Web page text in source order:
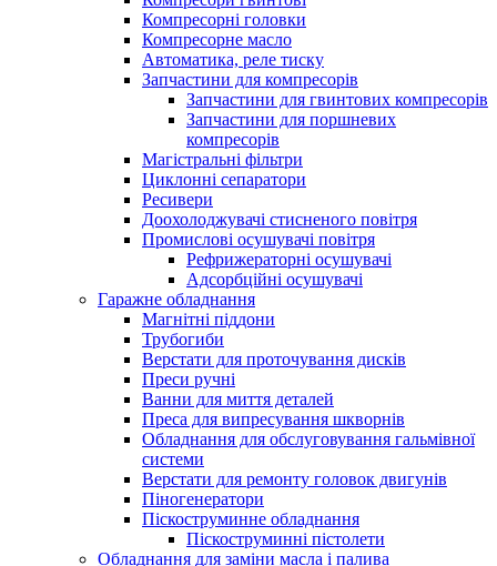
Компресорні головки
Компресорне масло
Автоматика, реле тиску
Запчастини для компресорів
Запчастини для гвинтових компресорів
Запчастини для поршневих
компресорів
Магістральні фільтри
Циклонні сепаратори
Ресивери
Доохолоджувачі стисненого повітря
Промислові осушувачі повітря
Рефрижераторні осушувачі
Адсорбційні осушувачі
Гаражне обладнання
Магнітні піддони
Трубогиби
Верстати для проточування дисків
Преси ручні
Ванни для миття деталей
Преса для випресування шкворнів
Обладнання для обслуговування гальмівної
системи
Верстати для ремонту головок двигунів
Піногенератори
Піскоструминне обладнання
Піскоструминні пістолети
Обладнання для заміни масла і палива